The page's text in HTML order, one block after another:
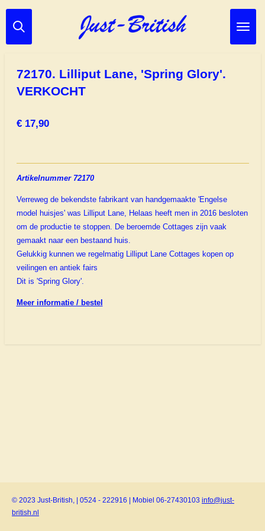
Ga
direct
72170. Lilliput Lane, 'Spring Glory'.
VERKOCHT
€ 17,90
Artikelnummer 72170
Verreweg de bekendste fabrikant van handgemaakte 'Engelse
model huisjes' was Lilliput Lane, Helaas heeft men in 2016 besloten
om de productie te stoppen. De beroemde Cottages zijn vaak
gemaakt naar een bestaand huis.
Gelukkig kunnen we regelmatig Lilliput Lane Cottages kopen op
veilingen en antiek fairs
Dit is 'Spring Glory'.
Meer informatie / bestel
© 2023 Just-British, | 0524 - 222916 | Mobiel 06-27430103 info@just-
british.nl